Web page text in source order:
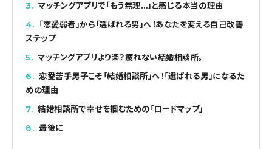
3
マッチングアプリで「もう無理…」と感じる本当の理由
4
「恋愛弱者」から「選ばれる男」へ！あなたを変える自己改善
ステップ
5
マッチングアプリより楽？疲れない結婚相談所。
6
恋愛苦手男子こそ「結婚相談所」へ！「選ばれる男」になるた
めの理由
7
結婚相談所で幸せを掴むための「ロードマップ」
8
最後に